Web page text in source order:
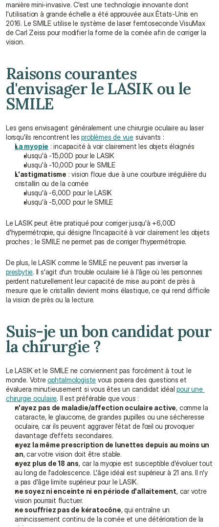
manière mini-invasive. C'est une technologie innovante dont
l'utilisation à grande échelle a été approuvée aux États-Unis en
2016. Le SMILE utilise le système de laser femtoseconde VisuMax
de Carl Zeiss pour modifier la forme de la cornée afin de corriger la
vision.
Raisons courantes
d'envisager le LASIK ou le
SMILE
Les gens envisagent généralement une chirurgie oculaire au laser
lorsqu'ils rencontrent les problèmes de vue suivants :
La myopie : incapacité à voir clairement les objets éloignés
Jusqu'à -15,00D pour le LASIK
Jusqu'à -10,00D pour le SMILE
L'astigmatisme : vision floue due à une courbure irrégulière du
cristallin ou de la cornée
Jusqu'à -6,00D pour le LASIK
Jusqu'à -5,00D pour le SMILE
Le LASIK peut être pratiqué pour corriger jusqu'à +6,00D
d'hypermétropie, qui désigne l'incapacité à voir clairement les objets
proches ; le SMILE ne permet pas de corriger l'hypermétropie.
presbytie. Il s'agit d'un trouble oculaire lié à l'âge où les personnes
perdent naturellement leur capacité de mise au point de près à
mesure que le cristallin devient moins élastique, ce qui rend difficile
la vision de près ou la lecture.
Suis-je un bon candidat pour
la chirurgie ?
Le LASIK et le SMILE ne conviennent pas forcément à tout le
monde. Votre ophtalmologiste vous posera des questions et
évaluera minutieusement si vous êtes un candidat idéal pour une
chirurgie oculaire. Il est préférable que vous :
n'ayez pas de maladie/affection oculaire active, comme la
cataracte, le glaucome, de grandes pupilles ou une sécheresse
oculaire, car ils peuvent aggraver l'état de l'œil ou provoquer
davantage d'effets secondaires.
ayez la même prescription de lunettes depuis au moins un
an, car votre vision doit être stable.
ayez plus de 18 ans, car la myopie est susceptible d'évoluer tout
au long de l'adolescence. L'âge idéal est supérieur à 21 ans. Il n'y
a pas d'âge limite supérieur pour le LASIK.
ne soyez ni enceinte ni en période d'allaitement, car votre
vision pourrait fluctuer.
ne souffriez pas de kératocône, qui entraîne un
amincissement continu de la cornée et une détérioration de la